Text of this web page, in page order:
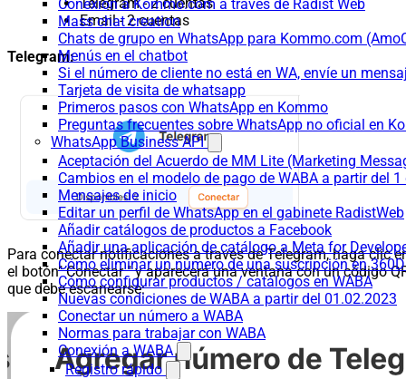
Conexión a Kommo.com a través de Radist Web
Mass chat creation
Chats de grupo en WhatsApp para Kommo.com
Menús en el chatbot
Si el número de cliente no está en WA, envíe un
Tarjeta de visita de whatsapp
Primeros pasos con WhatsApp en Kommo
Preguntas frecuentes sobre WhatsApp no oficial en
WhatsApp Business API
Aceptación del Acuerdo de MM Lite (Marketing
Cambios en el modelo de pago de WABA a partir del
Mensajes de inicio
Editar un perfil de WhatsApp en el gabinete RadistWeb
Añadir catálogos de productos a Facebook
Añadir una aplicación de catálogo a Meta for
Cómo eliminar un número de una suscripción en
Cómo configurar productos / catálogos en WABA
Nuevas condiciones de WABA a partir del 01.02.2023
Conectar un número a WABA
Normas para trabajar con WABA
Conexión a WABA
Registro rápido
Email - 2 cuentas
Telegram:
Para conectar notificaciones a través de Telegram, haga clic
el botón" Conectar " y aparecerá una ventana con un código
que debe escanearse: